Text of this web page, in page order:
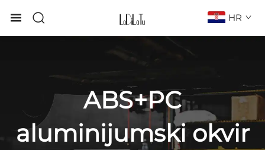
HR
ABS+PC
aluminijumski okvir